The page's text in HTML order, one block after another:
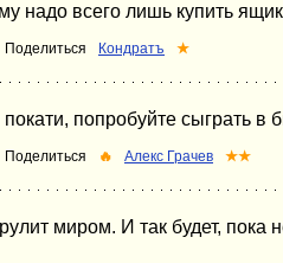
надо всего лишь купить
Поделиться Кондратъ ★
попробуйте сыграть в
Поделиться 🔥 Алекс Грачев ★★
миром. И так будет, пока